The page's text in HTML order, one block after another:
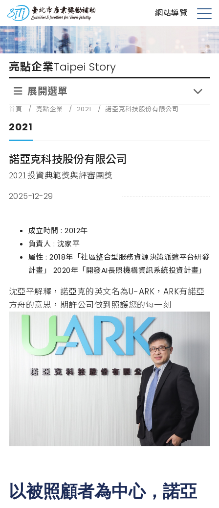
到
主
要
內
台北市產業獎勵補助 網站導覽
展
選
單
亮點企業Taipei Story
展開選單
首頁 / 亮點企業 / 2021 / 諾亞克科技股份有限公司
2021
諾亞克科技股份有限公司
2021投資典範獎與評審團獎
2025-12-29
成立時間 : 2012年
負責人 : 沈家平
屬性 : 2018年「社區整合型服務資源決策派遣平台研發
計畫」 2020年「開發AI長照機構資訊系統投資計畫」
沈亞平解釋，諾亞克的英文名為U-ARK，ARK有諾亞
方舟的意思，期許公司做到照護您的每一刻
以被照顧者為中心，諾亞